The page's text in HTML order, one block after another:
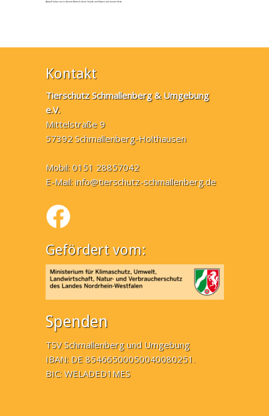
Aktuell haben wir in diesem Bereich keine Hunde und Katzen auf unserer Seite.
Kontakt
Tierschutz Schmallenberg & Umgebung
e.V.
Mittelstraße 9
57392 Schmallenberg-Holthausen
Mobil: 0151 28857042
E-Mail:info@tierschutz-schmallenberg.de
Gefördert vom:
Spenden
TSV Schmallenberg und Umgebung
IBAN: DE 85466500050040080251.
BIC: WELADED1MES